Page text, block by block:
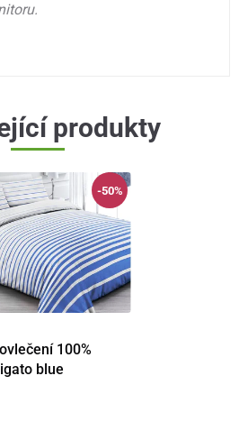
produkty
-50%
100%
blue